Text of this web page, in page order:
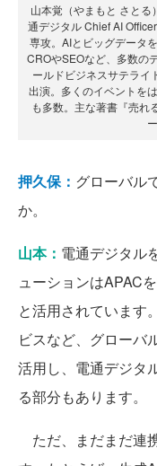
山本覚（やまもと さと
通デジタル Chief AI
専攻。AIとビッグデータ
CROやSEOなど、多数の
ールドビジネスサテライ
出演。多くのイベントを
も多数。主な著書『売れ
押久保： グローバル
か。
山本： 電通デジタル
ューションはAPAC
と活用されています
ビスなど、グローバ
活用し、電通デジタ
る部分もあります。
ただ、まだまだ連